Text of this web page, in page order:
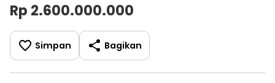
Rp 2.600.000.000
Simpan Bagikan